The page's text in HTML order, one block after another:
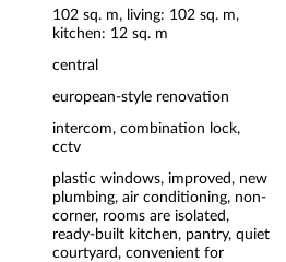
102 sq. m, living: 102 sq. m,
kitchen: 12 sq. m
central
european-style renovation
intercom, combination lock,
cctv
plastic windows, improved, new
plumbing, air conditioning, non-
corner, rooms are isolated,
ready-built kitchen, pantry, quiet
courtyard, convenient for